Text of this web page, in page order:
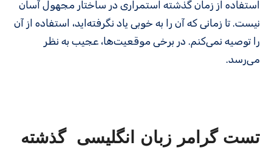
استفاده از زمان گذشته استمراری در ساختار مجهول آسان
نیست. تا زمانی که آن را به خوبی یاد نگرفته‌اید، استفاده از آن
را توصیه نمی‌کنم. در برخی موقعیت‌ها، عجیب به نظر
می‌رسد.
تست گرامر زبان انگلیسی گذشته